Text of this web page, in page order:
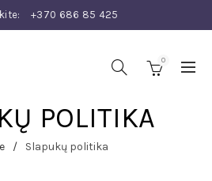
+370 686 85 425
0
POLITIKA
Slapukų politika